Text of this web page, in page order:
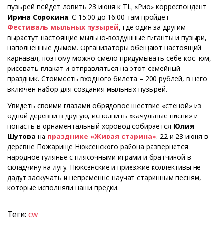
пузырей пойдет ловить 23 июня к ТЦ «Рио» корреспондент
Ирина Сорокина. С 15:00 до 16:00 там пройдет
Фестиваль мыльных пузырей, где один за другим
вырастут настоящие мыльно-воздушные гиганты и пузыри,
наполненные дымом. Организаторы обещают настоящий
карнавал, поэтому можно смело придумывать себе костюм,
рисовать плакат и отправляться на этот семейный
праздник. Стоимость входного билета – 200 рублей, в него
включен набор для создания мыльных пузырей.
Увидеть своими глазами обрядовое шествие «стеной» из
одной деревни в другую, исполнить «качульные писни» и
попасть в орнаментальный хоровод собирается Юлия
Шутова на празднике «Живая старина». 22 и 23 июня в
деревне Пожарище Нюксенского района развернется
народное гулянье с плясочными играми и братчиной в
складчину на лугу. Нюксенские и приезжие коллективы не
дадут заскучать и непременно научат старинным песням,
которые исполняли наши предки.
Теги: cw